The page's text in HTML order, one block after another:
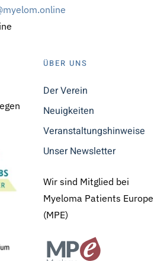
ÜBER UNS
Der Verein
Neuigkeiten
Veranstaltungshinweise
Unser Newsletter
Wir sind Mitglied bei
Myeloma Patients Europe
(MPE)